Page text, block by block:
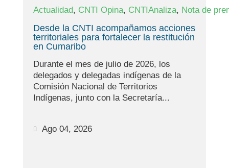
Actualidad, CNTI Opina, CNTIAnaliza, Nota de
Desde la CNTI acompañamos acciones
territoriales para fortalecer la restitución
en Cumaribo
Durante el mes de julio de 2026, los
delegados y delegadas indígenas de la
Comisión Nacional de Territorios
Indígenas, junto con la Secretaría...
Ago 04, 2026